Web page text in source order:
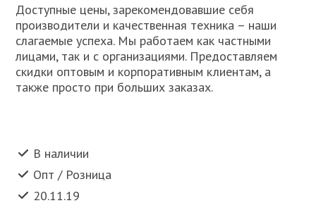
Доступные цены, зарекомендовавшие себя
производители и качественная техника – наши
слагаемые успеха. Мы работаем как частными
лицами, так и с организациями. Предоставляем
скидки оптовым и корпоративным клиентам, а
также просто при больших заказах.
В наличии
Опт / Розница
20.11.19